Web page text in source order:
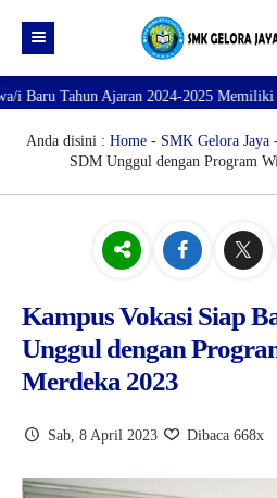
Beranda
Profil
SARANA PRASARANA
DATA GURU
Ajaran 2024-2025 Memiliki 7
Anda disini : Home - SMK Gelora Jaya
SDM Unggul dengan Program
Kampus Vokasi Siap
Unggul dengan
Merdeka 2023
Sab, 8 April 2023 Dibaca 668x